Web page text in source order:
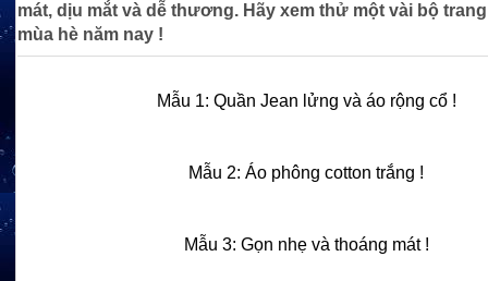
mát, dịu mắt và dễ thương. Hãy xem thử một vài bộ
mùa hè năm nay !
Mẫu 1: Quần Jean lửng và áo rộng cổ !
Mẫu 2: Áo phông cotton trắng !
Mẫu 3: Gọn nhẹ và thoáng mát !